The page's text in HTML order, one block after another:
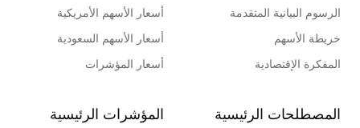
الرسوم البيانية المتقدمة
خريطة الأسهم
المفكرة الإقتصادية
أسعار الأسهم الأمريكية
أسعار الأسهم السعودية
أسعار المؤشرات
المصطلحات الرئيسية المؤشرات الرئيسية